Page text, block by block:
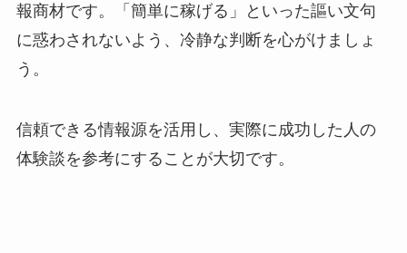
報商材です。「簡単に稼げる」といった謳い文句
に惑わされないよう、冷静な判断を心がけましょ
う。
信頼できる情報源を活用し、実際に成功した人の
体験談を参考にすることが大切です。